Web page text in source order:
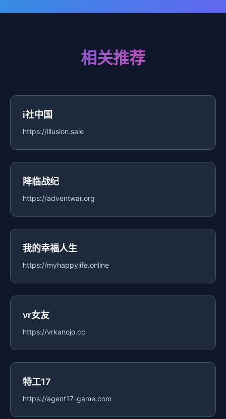
相关推荐
i社中国
https://illusion.sale
降临战纪
https://adventwar.org
我的幸福人生
https://myhappylife.online
vr女友
https://vrkanojo.cc
特工17
https://agent17-game.com